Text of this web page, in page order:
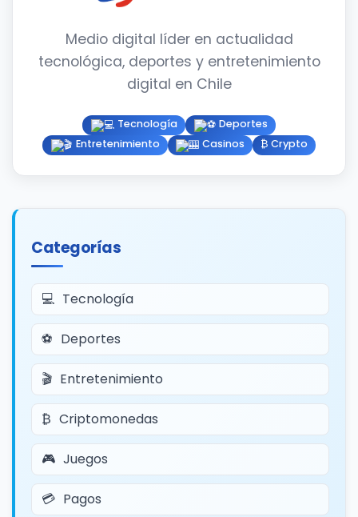
Medio digital líder en actualidad
tecnológica, deportes y entretenimiento
digital en Chile
Tecnología
Deportes
Entretenimiento
Casinos ₿ Crypto
Categorías
Tecnología
Deportes
Entretenimiento
Criptomonedas
Juegos
Pagos